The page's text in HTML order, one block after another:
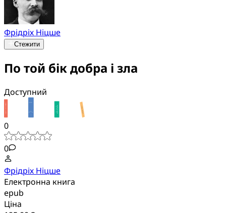
Фрідріх Ніцше
Стежити
По той бік добра і зла
Доступний
0
0
Фрідріх Ніцше
Електронна книга
epub
Ціна